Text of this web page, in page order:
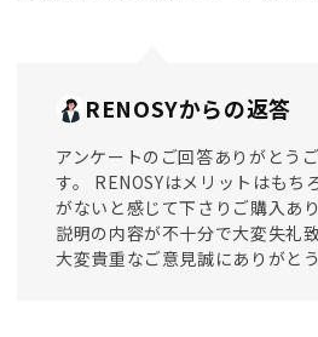
RENOSYからの返答
アンケートのご回答ありがとう
す。 RENOSYはメリットはも
がないと感じて下さりご購入あ
説明の内容が不十分で大変失礼
大変貴重なご意見誠にありがと